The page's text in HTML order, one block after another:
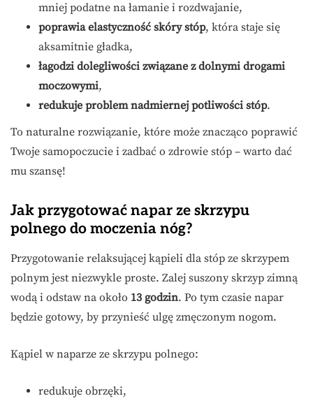
mniej podatne na łamanie i rozdwajanie,
poprawia elastyczność skóry stóp, która staje się
aksamitnie gładka,
łagodzi dolegliwości związane z dolnymi drogami
moczowymi,
redukuje problem nadmiernej potliwości stóp.
To naturalne rozwiązanie, które może znacząco poprawić
Twoje samopoczucie i zadbać o zdrowie stóp – warto dać
mu szansę!
Jak przygotować napar ze skrzypu
polnego do moczenia nóg?
Przygotowanie relaksującej kąpieli dla stóp ze skrzypem
polnym jest niezwykle proste. Zalej suszony skrzyp zimną
wodą i odstaw na około 13 godzin. Po tym czasie napar
będzie gotowy, by przynieść ulgę zmęczonym nogom.
Kąpiel w naparze ze skrzypu polnego:
redukuje obrzęki,